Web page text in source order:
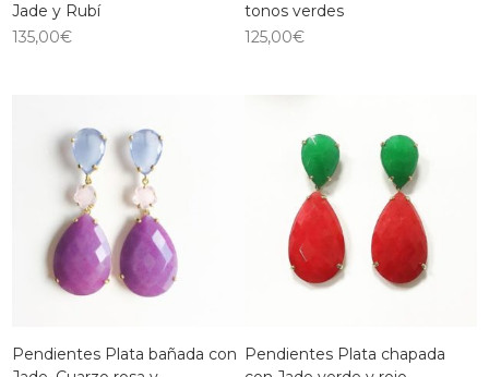
Jade y Rubí
135,00€
tonos verdes
125,00€
Pendientes Plata bañada con Pendientes Plata chapada